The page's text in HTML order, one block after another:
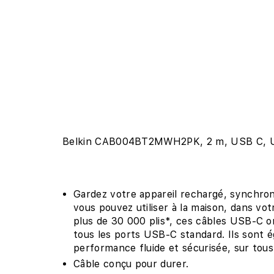
Belkin CAB004BT2MWH2PK, 2 m, USB C,
Gardez votre appareil rechargé,
vous pouvez utiliser à la maison, dans
plus de 30 000 plis*, ces câbles USB-C
tous les ports USB-C standard. Ils sont
performance fluide et sécurisée, sur
Câble conçu pour durer.